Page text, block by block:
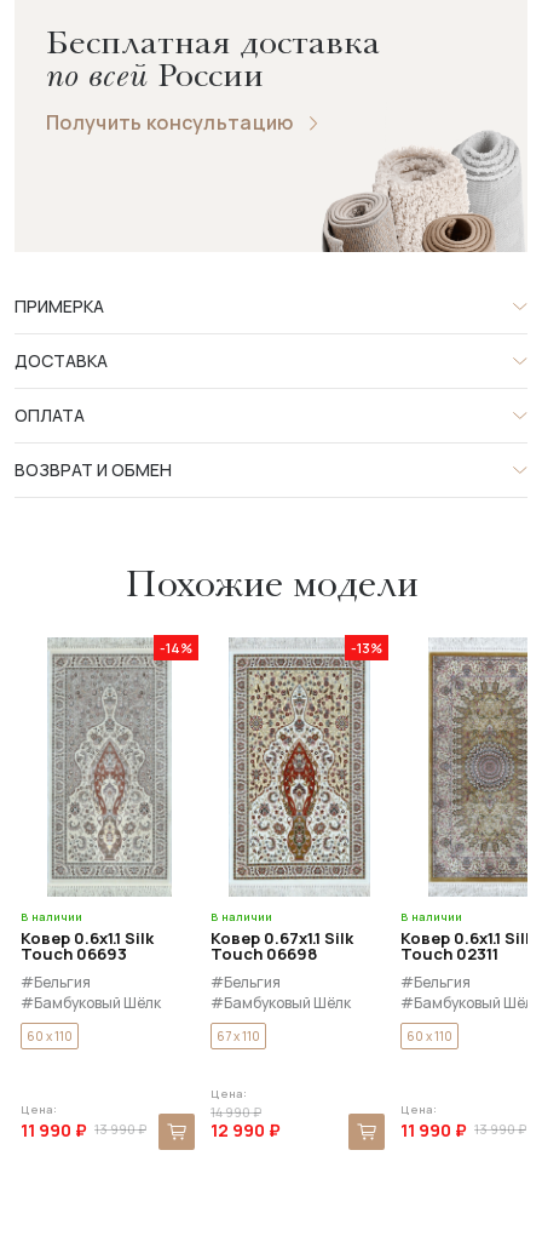
Бесплатная доставка
по всей России
Получить консультацию
ПРИМЕРКА
ДОСТАВКА
ОПЛАТА
ВОЗВРАТ И ОБМЕН
Похожие модели
-14%
В наличии
Ковер 0.6x1.1 Silk
Touch 06693
#Бельгия
#Бамбуковый Шёлк
60 x 110
Цена:
13 990 ₽
11 990 ₽
-13%
В наличии
Ковер 0.67x1.1 Silk
Touch 06698
#Бельгия
#Бамбуковый Шёлк
67 x 110
Цена:
14 990 ₽
12 990 ₽
В наличии
Ковер 0.6x1.1 Silk
Touch 02311
#Бельгия
#Бамбуковый Шёлк
60 x 110
Цена:
13 990 ₽
11 990 ₽